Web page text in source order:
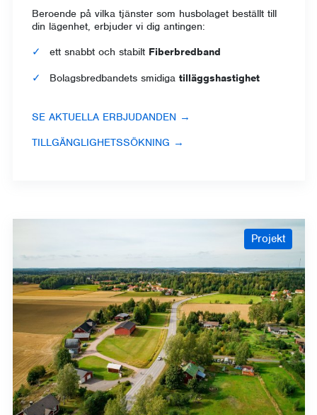
Beroende på vilka tjänster som husbolaget beställt till
din lägenhet, erbjuder vi dig antingen:
ett snabbt och stabilt Fiberbredband
Bolagsbredbandets smidiga tilläggshastighet
SE AKTUELLA ERBJUDANDEN →
TILLGÄNGLIGHETSSÖKNING →
Projekt